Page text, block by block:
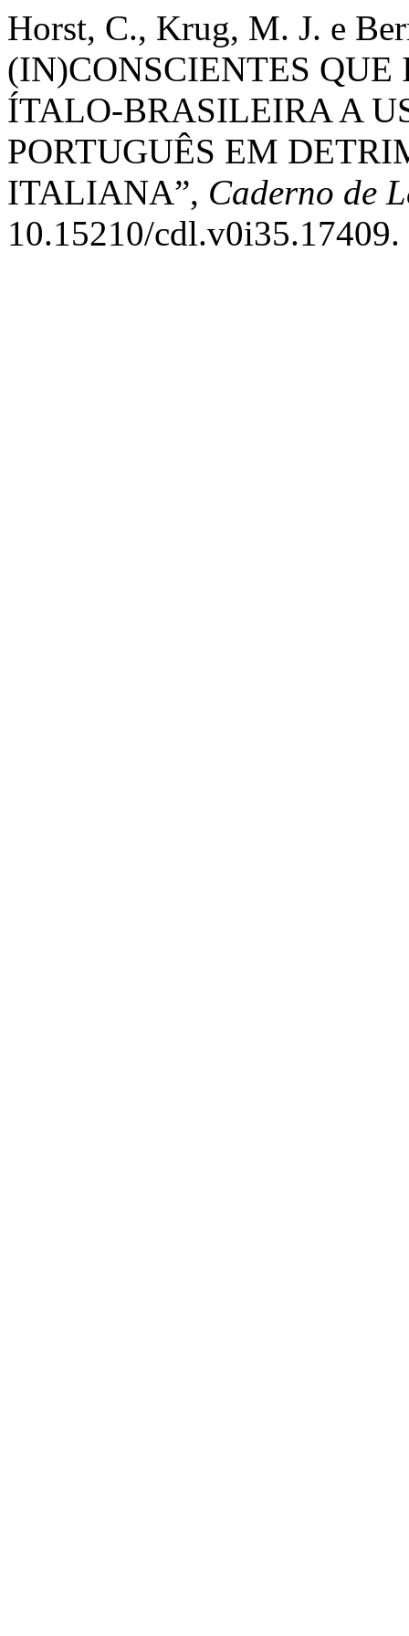
Horst, C., Krug, M. J. e
(IN)CONSCIENTES
ÍTALO-BRASILEIRA A
PORTUGUÊS EM
ITALIANA”, Caderno de
10.15210/cdl.v0i35.17409.